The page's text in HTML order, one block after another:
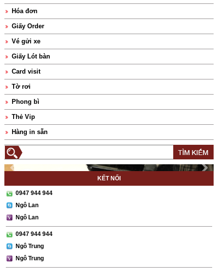
Hóa đơn
Giấy Order
Vé gửi xe
Giấy Lót bàn
Card visit
Tờ rơi
Phong bì
Thẻ Vip
Hàng in sẵn
KẾT NỐI
0947 944 944
Ngô Lan
Ngô Lan
0947 944 944
Ngô Trung
Ngô Trung